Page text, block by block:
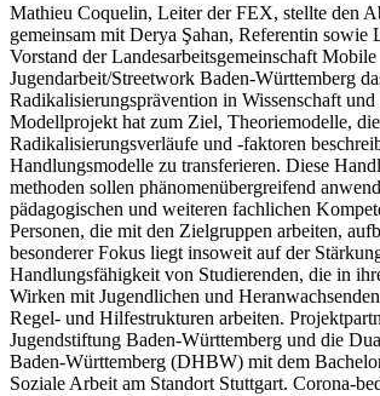
Mathieu Coquelin, Leiter der FEX, stellte den
gemeinsam mit Derya Şahan, Referentin sowie
Vorstand der Landesarbeitsgemeinschaft Mobile
Jugendarbeit/Streetwork Baden-Württemberg
Radikalisierungsprävention in Wissenschaft
Modellprojekt hat zum Ziel, Theoriemodelle, die
Radikalisierungsverläufe und -faktoren
Handlungsmodelle zu transferieren. Diese
methoden sollen phänomenübergreifend
pädagogischen und weiteren fachlichen
Personen, die mit den Zielgruppen arbeiten,
besonderer Fokus liegt insoweit auf der
Handlungsfähigkeit von Studierenden, die in
Wirken mit Jugendlichen und
Regel- und Hilfestrukturen arbeiten.
Jugendstiftung Baden-Württemberg und die
Baden-Württemberg (DHBW) mit dem
Soziale Arbeit am Standort Stuttgart. Corona-